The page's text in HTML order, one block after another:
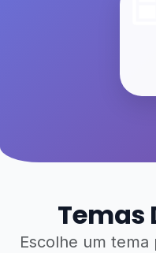
Temas
Escolhe um